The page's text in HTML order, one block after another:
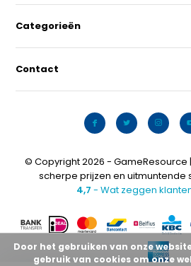
Categorieën
Contact
© Copyright 2026 - GameResource
scherpe prijzen en uitmuntende
4,7 - Wat zeggen
Door het gebruiken van onze
gebruik van cookies om onze